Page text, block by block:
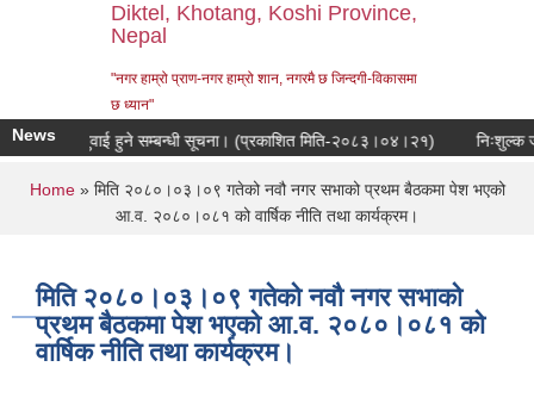
Diktel, Khotang, Koshi Province,
Nepal
"नगर हाम्रो प्राण-नगर हाम्रो शान, नगरमै छ जिन्दगी-विकासमा
छ ध्यान"
Newsसुनुवाई हुने सम्बन्धी सूचना। (प्रकाशित मिति-२०८३।०४।२१) निःशुल्क
You are here
Home» मिति २०८०।०३।०९ गतेको नवौ नगर सभाको प्रथम बैठकमा पेश भएको
आ.व. २०८०।०८१ को वार्षिक नीति तथा कार्यक्रम।
मिति २०८०।०३।०९ गतेको नवौ नगर सभाको
प्रथम बैठकमा पेश भएको आ.व. २०८०।०८१ को
वार्षिक नीति तथा कार्यक्रम।